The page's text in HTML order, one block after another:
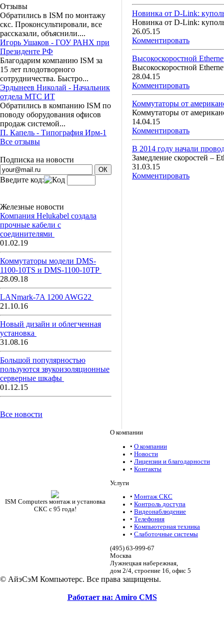
Отзывы
Обратились в ISM по монтажу
скс. Проконсультировали, все
рассказали, объяснили....
Игорь Ушаков - ГОУ РАНХ при
Президенте РФ
Благодарим компанию ISM за
15 лет плодотворного
сотрудничества. Быстро...
Эрдынеев Николай - Начальник
отдела МТС ИТ
Обратились в компанию ISM по
поводу оборудования офисов
продаж системой...
П. Капель - Типография Ирм-1
Все отзывы
Подписка на новости
Введите код:
Железные новости
Компания Helukabel создала
прочные кабели с
соединителями
01.02.19
Коммутаторы модели DMS-
1100-10TS и DMS-1100-10ТР
28.09.18
LANmark-7A 1200 AWG22
21.10.16
Новый дизайн и облегченная
установка
31.08.16
Большой популярностью
пользуются звукоизоляционные
серверные шкафы
01.12.15
Все новости
Новинка от D-Link:
Новинка от D-Link:
26.05.15
Комментировать
Высокоскоростной
Высокоскоростной
28.04.15
Комментировать
Коммутаторы от
Коммутаторы от
14.04.15
Комментировать
В 2014 году начали
Замедление скоростей –
31.03.15
Комментировать
ISM Computers монтаж и установка
СКС c 95 года!
О компании
• О компании
• Новости
• Лицензии и благодарности
• Контакты
Услуги
• Монтаж СКС
• Контроль доступа
• Видеонаблюдение
• Телефония
• Компьютерная техника
• Слаботочные системы
(495) 63-999-67
Москва
Лужнецкая набережная,
дом 2/4, строение 16, офис 5
© АйэСэМ Компьютерс. Все права защищены.
Работает на: Amiro CMS